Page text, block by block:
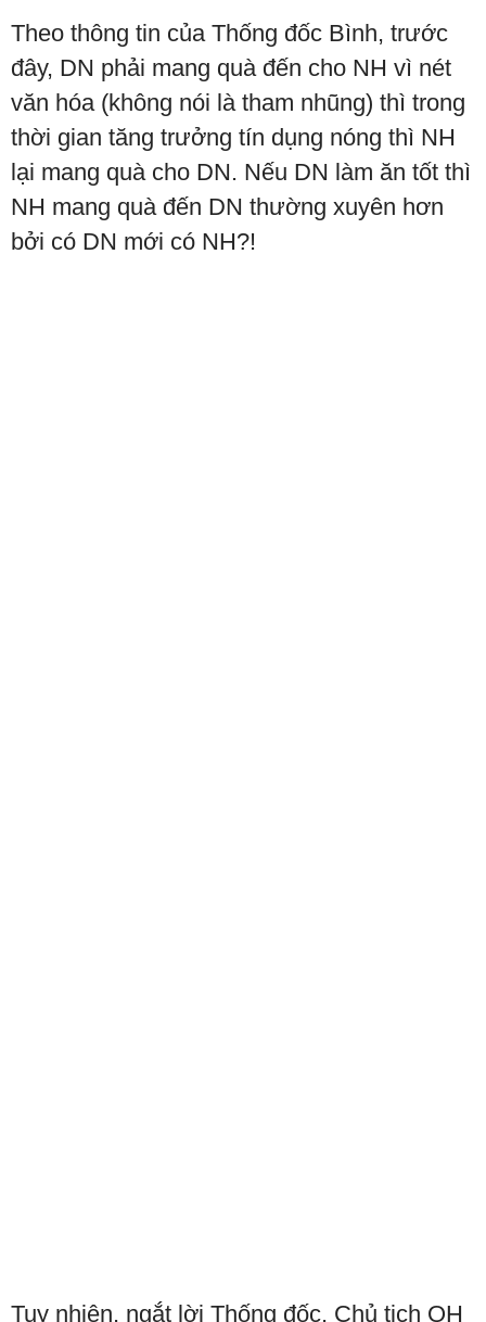
Theo thông tin của Thống đốc Bình, trước
đây, DN phải mang quà đến cho NH vì nét
văn hóa (không nói là tham nhũng) thì trong
thời gian tăng trưởng tín dụng nóng thì NH
lại mang quà cho DN. Nếu DN làm ăn tốt thì
NH mang quà đến DN thường xuyên hơn
bởi có DN mới có NH?!
Tuy nhiên, ngắt lời Thống đốc, Chủ tịch QH